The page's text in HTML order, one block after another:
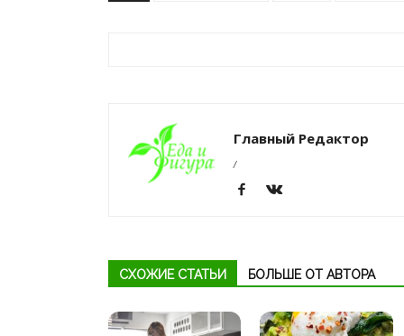
Главный Редактор
/
СХОЖИЕ СТАТЬИ БОЛЬШЕ ОТ АВТОРА